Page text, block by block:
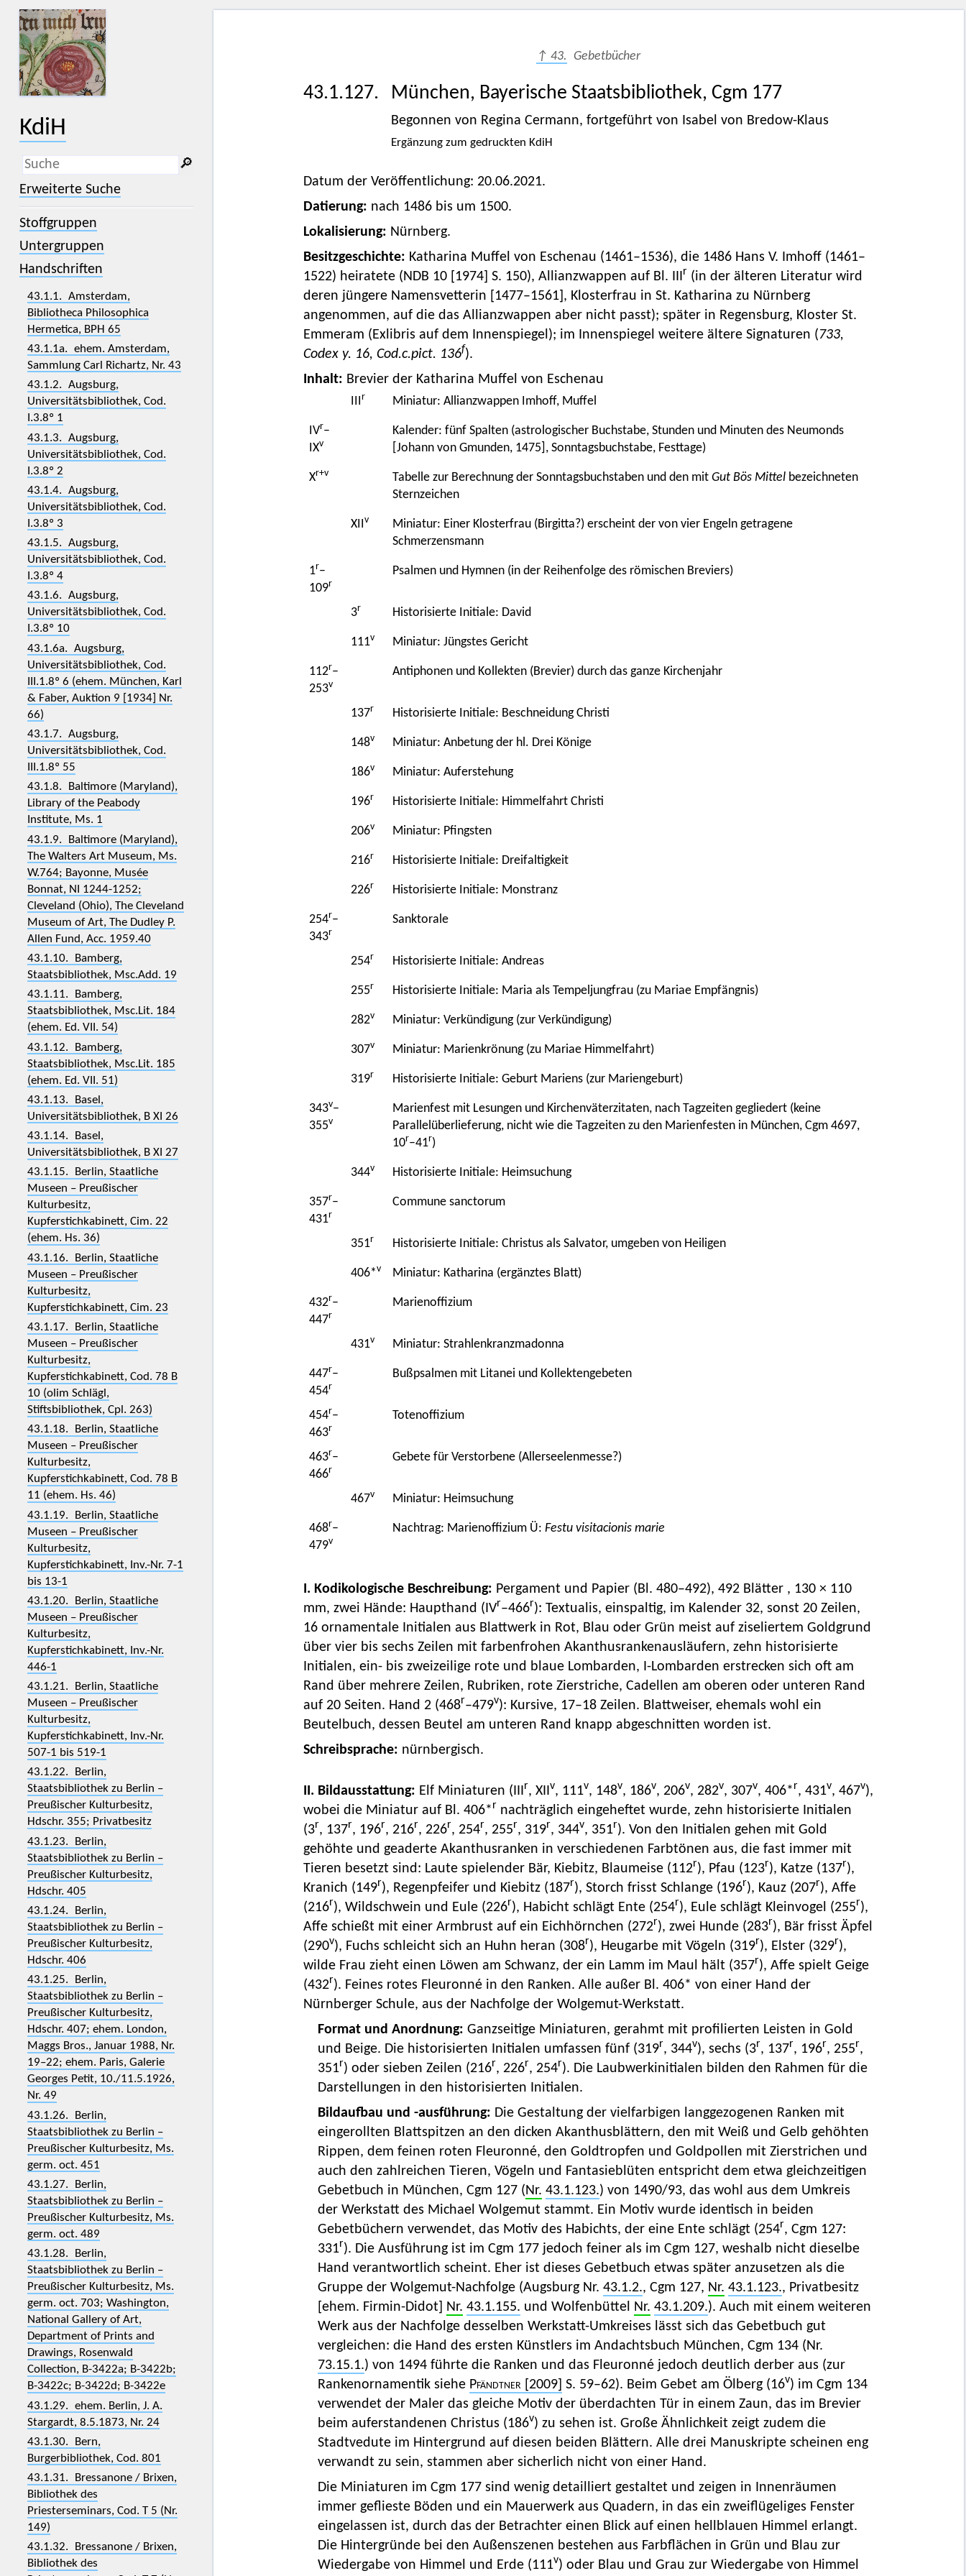
KdiH
_
(der Unterstrich) ist Platzhalter für
genau ein Zeichen.
% (das Prozentzeichen) ist Platzhalter
für kein, ein oder mehr als ein
🔎︎
Erweiterte Suche
Stoffgruppen
Untergruppen
Handschriften
43.1.1. Amsterdam,
Bibliotheca Philosophica
Hermetica, BPH 65
43.1.1a. ehem. Amsterdam,
Sammlung Carl Richartz, Nr. 43
43.1.2. Augsburg,
Universitätsbibliothek, Cod.
I.3.8º 1
43.1.3. Augsburg,
Universitätsbibliothek, Cod.
I.3.8º 2
43.1.4. Augsburg,
Universitätsbibliothek, Cod.
I.3.8º 3
43.1.5. Augsburg,
Universitätsbibliothek, Cod.
I.3.8º 4
43.1.6. Augsburg,
Universitätsbibliothek, Cod.
I.3.8º 10
43.1.6a. Augsburg,
Universitätsbibliothek, Cod.
III.1.8º 6 (ehem. München, Karl
& Faber, Auktion 9 [1934] Nr.
66)
43.1.7. Augsburg,
Universitätsbibliothek, Cod.
III.1.8º 55
43.1.8. Baltimore (Maryland),
Library of the Peabody
Institute, Ms. 1
43.1.9. Baltimore (Maryland),
The Walters Art Museum, Ms.
W.764; Bayonne, Musée
Bonnat, NI 1244-1252;
Cleveland (Ohio), The Cleveland
Museum of Art, The Dudley P.
Allen Fund, Acc. 1959.40
43.1.10. Bamberg,
Staatsbibliothek, Msc.Add. 19
43.1.11. Bamberg,
Staatsbibliothek, Msc.Lit. 184
(ehem. Ed. VII. 54)
43.1.12. Bamberg,
Staatsbibliothek, Msc.Lit. 185
(ehem. Ed. VII. 51)
43.1.13. Basel,
Universitätsbibliothek, B XI 26
43.1.14. Basel,
Universitätsbibliothek, B XI 27
43.1.15. Berlin, Staatliche
Museen – Preußischer
Kulturbesitz,
Kupferstichkabinett, Cim. 22
(ehem. Hs. 36)
43.1.16. Berlin, Staatliche
Museen – Preußischer
Kulturbesitz,
Kupferstichkabinett, Cim. 23
43.1.17. Berlin, Staatliche
Museen – Preußischer
Kulturbesitz,
Kupferstichkabinett, Cod. 78 B
10 (olim Schlägl,
Stiftsbibliothek, Cpl. 263)
43.1.18. Berlin, Staatliche
Museen – Preußischer
Kulturbesitz,
Kupferstichkabinett, Cod. 78 B
11 (ehem. Hs. 46)
43.1.19. Berlin, Staatliche
Museen – Preußischer
Kulturbesitz,
Kupferstichkabinett, Inv.-Nr. 7-1
bis 13-1
43.1.20. Berlin, Staatliche
Museen – Preußischer
Kulturbesitz,
Kupferstichkabinett, Inv.-Nr.
446-1
43.1.21. Berlin, Staatliche
Museen – Preußischer
Kulturbesitz,
Kupferstichkabinett, Inv.-Nr.
507-1 bis 519-1
43.1.22. Berlin,
Staatsbibliothek zu Berlin –
Preußischer Kulturbesitz,
Hdschr. 355; Privatbesitz
43.1.23. Berlin,
Staatsbibliothek zu Berlin –
Preußischer Kulturbesitz,
Hdschr. 405
43.1.24. Berlin,
Staatsbibliothek zu Berlin –
Preußischer Kulturbesitz,
Hdschr. 406
43.1.25. Berlin,
Staatsbibliothek zu Berlin –
Preußischer Kulturbesitz,
Hdschr. 407; ehem. London,
Maggs Bros., Januar 1988, Nr.
19–22; ehem. Paris, Galerie
Georges Petit, 10./11.5.1926,
Nr. 49
43.1.26. Berlin,
Staatsbibliothek zu Berlin –
Preußischer Kulturbesitz, Ms.
germ. oct. 451
43.1.27. Berlin,
Staatsbibliothek zu Berlin –
Preußischer Kulturbesitz, Ms.
germ. oct. 489
43.1.28. Berlin,
Staatsbibliothek zu Berlin –
Preußischer Kulturbesitz, Ms.
germ. oct. 703; Washington,
National Gallery of Art,
Department of Prints and
Drawings, Rosenwald
Collection, B-3422a; B-3422b;
B-3422c; B-3422d; B-3422e
43.1.29. ehem. Berlin, J. A.
Stargardt, 8.5.1873, Nr. 24
43.1.30. Bern,
Burgerbibliothek, Cod. 801
43.1.31. Bressanone / Brixen,
Bibliothek des
Priesterseminars, Cod. T 5 (Nr.
149)
43.1.32. Bressanone / Brixen,
Bibliothek des
↑ 43. Gebetbücher
43.1.127. München, Bayerische Staatsbibliothek, Cgm 177
Begonnen von Regina Cermann, fortgeführt von Isabel von Bredow-Klaus
Ergänzung zum gedruckten KdiH
Datum der Veröffentlichung: 20.06.2021.
Datierung: nach 1486 bis um 1500.
Lokalisierung: Nürnberg.
Besitzgeschichte: Katharina Muffel von Eschenau (1461–1536), die 1486 Hans V. Imhoff (1461–
1522) heiratete (NDB 10 [1974] S. 150), Allianzwappen auf Bl. IIIr (in der älteren Literatur wird
deren jüngere Namensvetterin [1477–1561], Klosterfrau in St. Katharina zu Nürnberg
angenommen, auf die das Allianzwappen aber nicht passt); später in Regensburg, Kloster St.
Emmeram (Exlibris auf dem Innenspiegel); im Innenspiegel weitere ältere Signaturen (733,
Codex y. 16, Cod.c.pict. 136f).
Inhalt: Brevier der Katharina Muffel von Eschenau
IIIr Miniatur: Allianzwappen Imhoff, Muffel
IVr–
IXv
Kalender: fünf Spalten (astrologischer Buchstabe, Stunden und Minuten des Neumonds
[Johann von Gmunden, 1475], Sonntagsbuchstabe, Festtage)
Xr+v Tabelle zur Berechnung der Sonntagsbuchstaben und den mit Gut Bös Mittelbezeichneten
Sternzeichen
XIIv
Miniatur: Einer Klosterfrau (Birgitta?) erscheint der von vier Engeln getragene
Schmerzensmann
1r–
109r
Psalmen und Hymnen (in der Reihenfolge des römischen Breviers)
3r Historisierte Initiale: David
111v Miniatur: Jüngstes Gericht
112r–
253v
Antiphonen und Kollekten (Brevier) durch das ganze Kirchenjahr
137r Historisierte Initiale: Beschneidung Christi
148v Miniatur: Anbetung der hl. Drei Könige
186v Miniatur: Auferstehung
196r Historisierte Initiale: Himmelfahrt Christi
206v Miniatur: Pfingsten
216r Historisierte Initiale: Dreifaltigkeit
226r Historisierte Initiale: Monstranz
254r–
343r
Sanktorale
254r Historisierte Initiale: Andreas
255r Historisierte Initiale: Maria als Tempeljungfrau (zu Mariae Empfängnis)
282v Miniatur: Verkündigung (zur Verkündigung)
307v Miniatur: Marienkrönung (zu Mariae Himmelfahrt)
319r Historisierte Initiale: Geburt Mariens (zur Mariengeburt)
343v–
355v
Marienfest mit Lesungen und Kirchenväterzitaten, nach Tagzeiten gegliedert (keine
Parallelüberlieferung, nicht wie die Tagzeiten zu den Marienfesten in München, Cgm 4697,
10r–41r)
344v Historisierte Initiale: Heimsuchung
357r–
431r
Commune sanctorum
351r Historisierte Initiale: Christus als Salvator, umgeben von Heiligen
406*v Miniatur: Katharina (ergänztes Blatt)
432r–
447r
Marienoffizium
431v Miniatur: Strahlenkranzmadonna
447r–
454r
Bußpsalmen mit Litanei und Kollektengebeten
454r–
463r
Totenoffizium
463r–
466r
Gebete für Verstorbene (Allerseelenmesse?)
467v Miniatur: Heimsuchung
468r–
479v
Nachtrag: Marienoffizium Ü: Festu visitacionis marie
I. Kodikologische Beschreibung: Pergament und Papier (Bl. 480–492), 492 Blätter , 130 × 110
mm, zwei Hände: Haupthand (IVr–466r): Textualis, einspaltig, im Kalender 32, sonst 20 Zeilen,
16 ornamentale Initialen aus Blattwerk in Rot, Blau oder Grün meist auf ziseliertem Goldgrund
über vier bis sechs Zeilen mit farbenfrohen Akanthusrankenausläufern, zehn historisierte
Initialen, ein- bis zweizeilige rote und blaue Lombarden, I-Lombarden erstrecken sich oft am
Rand über mehrere Zeilen, Rubriken, rote Zierstriche, Cadellen am oberen oder unteren Rand
auf 20 Seiten. Hand 2 (468r–479v): Kursive, 17–18 Zeilen. Blattweiser, ehemals wohl ein
Beutelbuch, dessen Beutel am unteren Rand knapp abgeschnitten worden ist.
Schreibsprache: nürnbergisch.
II. Bildausstattung: Elf Miniaturen (IIIr, XIIv, 111v, 148v, 186v, 206v, 282v, 307v, 406*r, 431v, 467v),
wobei die Miniatur auf Bl. 406*r nachträglich eingeheftet wurde, zehn historisierte Initialen
(3r, 137r, 196r, 216r, 226r, 254r, 255r, 319r, 344v, 351r). Von den Initialen gehen mit Gold
gehöhte und geaderte Akanthusranken in verschiedenen Farbtönen aus, die fast immer mit
Tieren besetzt sind: Laute spielender Bär, Kiebitz, Blaumeise (112r), Pfau (123r), Katze (137r),
Kranich (149r), Regenpfeifer und Kiebitz (187r), Storch frisst Schlange (196r), Kauz (207r), Affe
(216r), Wildschwein und Eule (226r), Habicht schlägt Ente (254r), Eule schlägt Kleinvogel (255r),
Affe schießt mit einer Armbrust auf ein Eichhörnchen (272r), zwei Hunde (283r), Bär frisst Äpfel
(290v), Fuchs schleicht sich an Huhn heran (308r), Heugarbe mit Vögeln (319r), Elster (329r),
wilde Frau zieht einen Löwen am Schwanz, der ein Lamm im Maul hält (357r), Affe spielt Geige
(432r). Feines rotes Fleuronné in den Ranken. Alle außer Bl. 406* von einer Hand der
Nürnberger Schule, aus der Nachfolge der Wolgemut-Werkstatt.
Format und Anordnung: Ganzseitige Miniaturen, gerahmt mit profilierten Leisten in Gold
und Beige. Die historisierten Initialen umfassen fünf (319r, 344v), sechs (3r, 137r, 196r, 255r,
351r) oder sieben Zeilen (216r, 226r, 254r). Die Laubwerkinitialen bilden den Rahmen für die
Darstellungen in den historisierten Initialen.
Bildaufbau und -ausführung: Die Gestaltung der vielfarbigen langgezogenen Ranken mit
eingerollten Blattspitzen an den dicken Akanthusblättern, den mit Weiß und Gelb gehöhten
Rippen, dem feinen roten Fleuronné, den Goldtropfen und Goldpollen mit Zierstrichen und
auch den zahlreichen Tieren, Vögeln und Fantasieblüten entspricht dem etwa gleichzeitigen
Gebetbuch in München, Cgm 127 (Nr. 43.1.123.) von 1490/93, das wohl aus dem Umkreis
der Werkstatt des Michael Wolgemut stammt. Ein Motiv wurde identisch in beiden
Gebetbüchern verwendet, das Motiv des Habichts, der eine Ente schlägt (254r, Cgm 127:
331r). Die Ausführung ist im Cgm 177 jedoch feiner als im Cgm 127, weshalb nicht dieselbe
Hand verantwortlich scheint. Eher ist dieses Gebetbuch etwas später anzusetzen als die
Gruppe der Wolgemut-Nachfolge (Augsburg Nr. 43.1.2., Cgm 127, Nr. 43.1.123., Privatbesitz
[ehem. Firmin-Didot] Nr. 43.1.155. und Wolfenbüttel Nr. 43.1.209.). Auch mit einem weiteren
Werk aus der Nachfolge desselben Werkstatt-Umkreises lässt sich das Gebetbuch gut
vergleichen: die Hand des ersten Künstlers im Andachtsbuch München, Cgm 134 (Nr.
73.15.1.) von 1494 führte die Ranken und das Fleuronné jedoch deutlich derber aus (zur
Rankenornamentik siehe Pfändtner[2009] S. 59–62). Beim Gebet am Ölberg (16v) im Cgm 134
verwendet der Maler das gleiche Motiv der überdachten Tür in einem Zaun, das im Brevier
beim auferstandenen Christus (186v) zu sehen ist. Große Ähnlichkeit zeigt zudem die
Stadtvedute im Hintergrund auf diesen beiden Blättern. Alle drei Manuskripte scheinen eng
verwandt zu sein, stammen aber sicherlich nicht von einer Hand.
Die Miniaturen im Cgm 177 sind wenig detailliert gestaltet und zeigen in Innenräumen
immer geflieste Böden und ein Mauerwerk aus Quadern, in das ein zweiflügeliges Fenster
eingelassen ist, durch das der Betrachter einen Blick auf einen hellblauen Himmel erlangt.
Die Hintergründe bei den Außenszenen bestehen aus Farbflächen in Grün und Blau zur
Wiedergabe von Himmel und Erde (111v) oder Blau und Grau zur Wiedergabe von Himmel